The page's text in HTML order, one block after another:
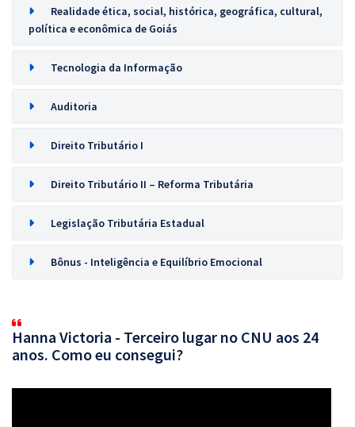
Realidade ética, social, histórica, geográfica, cultural,
política e econômica de Goiás
Tecnologia da Informação
Auditoria
Direito Tributário I
Direito Tributário II – Reforma Tributária
Legislação Tributária Estadual
Bônus - Inteligência e Equilíbrio Emocional
Hanna Victoria - Terceiro lugar no CNU aos 24
anos. Como eu consegui?